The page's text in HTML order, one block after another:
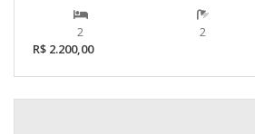
2 2
R$ 2.200,00